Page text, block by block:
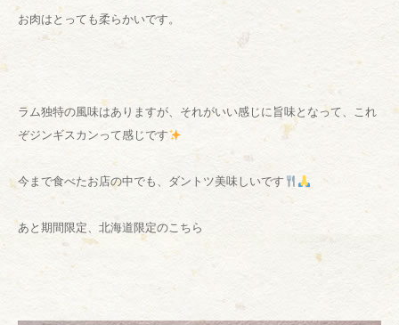
お肉はとっても柔らかいです。
ラム独特の風味はありますが、それがいい感じに旨味となって、これ
ぞジンギスカンって感じです
今まで食べたお店の中でも、ダントツ美味しいです
あと期間限定、北海道限定のこちら